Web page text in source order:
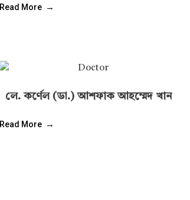
Read More
লে. কর্ণেল (ডা.) আশফাক আহম্মেদ খান
Read More